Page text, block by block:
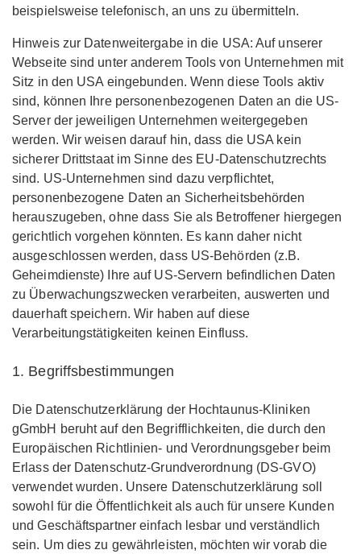
beispielsweise telefonisch, an uns zu übermitteln.
Hinweis zur Datenweitergabe in die USA: Auf unserer
Webseite sind unter anderem Tools von Unternehmen mit
Sitz in den USA eingebunden. Wenn diese Tools aktiv
sind, können Ihre personenbezogenen Daten an die US-
Server der jeweiligen Unternehmen weitergegeben
werden. Wir weisen darauf hin, dass die USA kein
sicherer Drittstaat im Sinne des EU-Datenschutzrechts
sind. US-Unternehmen sind dazu verpflichtet,
personenbezogene Daten an Sicherheitsbehörden
herauszugeben, ohne dass Sie als Betroffener hiergegen
gerichtlich vorgehen könnten. Es kann daher nicht
ausgeschlossen werden, dass US-Behörden (z.B.
Geheimdienste) Ihre auf US-Servern befindlichen Daten
zu Überwachungszwecken verarbeiten, auswerten und
dauerhaft speichern. Wir haben auf diese
Verarbeitungstätigkeiten keinen Einfluss.
1. Begriffsbestimmungen
Die Datenschutzerklärung der Hochtaunus-Kliniken
gGmbH beruht auf den Begrifflichkeiten, die durch den
Europäischen Richtlinien- und Verordnungsgeber beim
Erlass der Datenschutz-Grundverordnung (DS-GVO)
verwendet wurden. Unsere Datenschutzerklärung soll
sowohl für die Öffentlichkeit als auch für unsere Kunden
und Geschäftspartner einfach lesbar und verständlich
sein. Um dies zu gewährleisten, möchten wir vorab die